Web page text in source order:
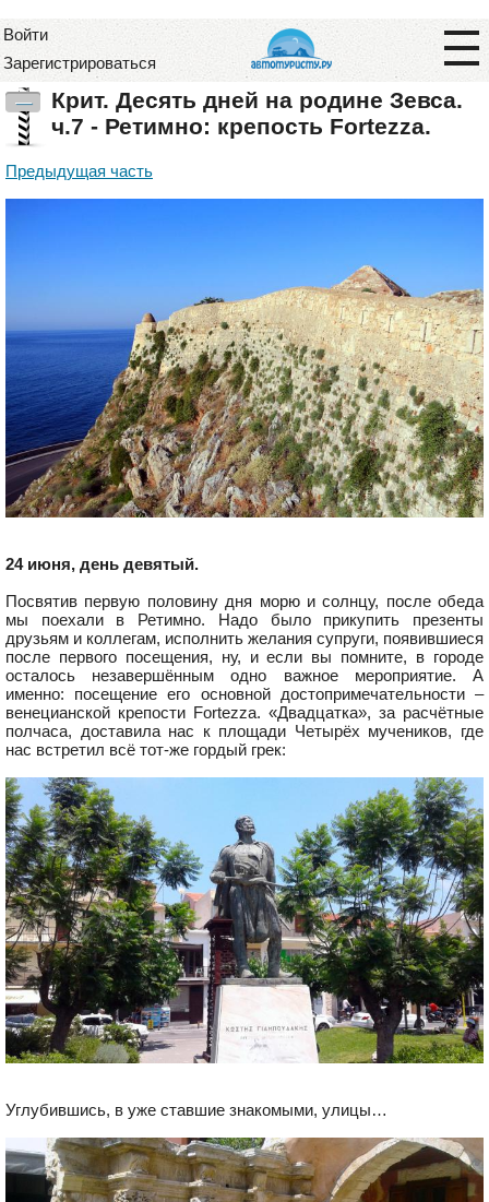
Войти
Зарегистрироваться
—
Крит. Десять дней на родине Зевса.
ч.7 - Ретимно: крепость Fortezza.
Предыдущая часть
24 июня, день девятый.
Посвятив первую половину дня морю и солнцу, после обеда
мы поехали в Ретимно. Надо было прикупить презенты
друзьям и коллегам, исполнить желания супруги, появившиеся
после первого посещения, ну, и если вы помните, в городе
осталось незавершённым одно важное мероприятие. А
именно: посещение его основной достопримечательности –
венецианской крепости Fortezza. «Двадцатка», за расчётные
полчаса, доставила нас к площади Четырёх мучеников, где
нас встретил всё тот-же гордый грек:
Углубившись, в уже ставшие знакомыми, улицы…